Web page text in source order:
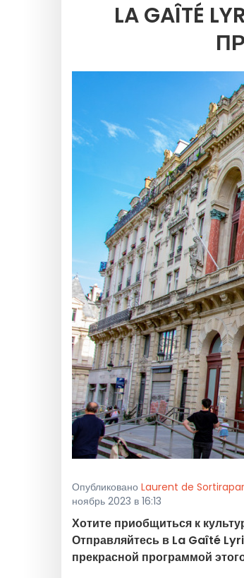
LA GAÎTÉ
Опубликовано Laurent de
ноябрь 2023 в 16:13
Хотите приобщиться к
Отправляйтесь в La Gaîté
прекрасной программой